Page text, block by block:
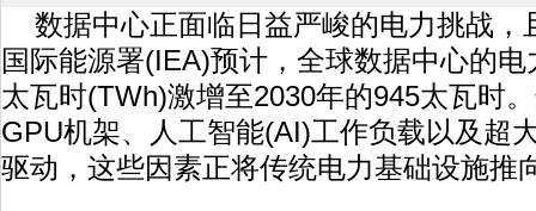
数据中心正面临日益严峻的电力挑战，
国际能源署(IEA)预计，全球数据中心的
太瓦时(TWh)激增至2030年的945太瓦时
GPU机架、人工智能(AI)工作负载以及超
驱动，这些因素正将传统电力基础设施推